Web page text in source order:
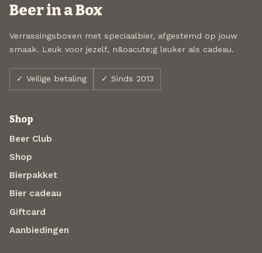
Beer in a Box
Verrassingsboxen met speciaalbier, afgestemd op jouw
smaak. Leuk voor jezelf, n&oacute;g leuker als cadeau.
✓ Veilige betaling ✓ Sinds 2013
Shop
Beer Club
Shop
Bierpakket
Bier cadeau
Giftcard
Aanbiedingen